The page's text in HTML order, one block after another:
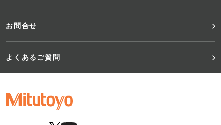
お問合せ
よくあるご質問